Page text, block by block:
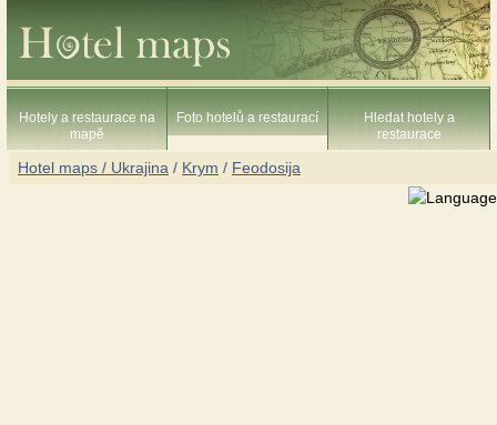
Hotely a restaurace na
mapě
Foto hotelů a restaurací
Hledat hotely a
restaurace
Hotel maps / Ukrajina / Krym / Feodosija